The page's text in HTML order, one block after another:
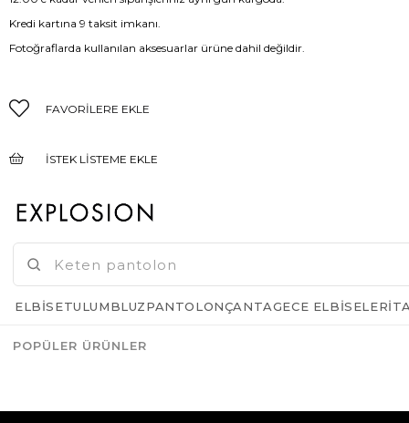
Kredi kartına 9 taksit imkanı.
Fotoğraflarda kullanılan aksesuarlar ürüne dahil değildir.
FAVORILERE EKLE
İSTEK LISTEME EKLE
ELBISETULUMBLUZPANTOLONÇANTAGECE ELBISELERI
POPÜLER ÜRÜNLER